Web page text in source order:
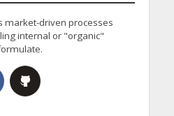
market-driven processes
internal or "organic"